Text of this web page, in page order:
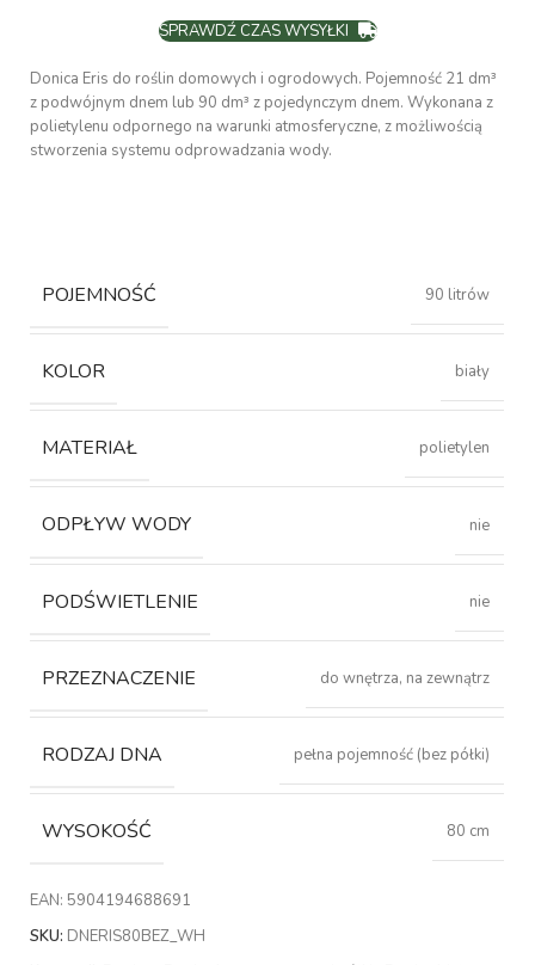
SPRAWDŹ CZAS WYSYŁKI
Donica Eris do roślin domowych i ogrodowych. Pojemność 21 dm³
z podwójnym dnem lub 90 dm³ z pojedynczym dnem. Wykonana z
polietylenu odpornego na warunki atmosferyczne, z możliwością
stworzenia systemu odprowadzania wody.
POJEMNOŚĆ 90 litrów
KOLOR biały
MATERIAŁ polietylen
ODPŁYW WODY nie
PODŚWIETLENIE nie
PRZEZNACZENIE do wnętrza, na zewnątrz
RODZAJ DNA pełna pojemność (bez półki)
WYSOKOŚĆ 80 cm
EAN: 5904194688691
SKU: DNERIS80BEZ_WH